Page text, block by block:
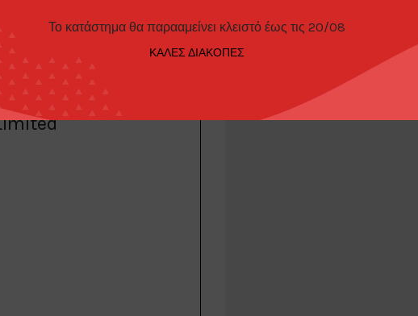
Το κατάστημα θα παρααμείνει κλειστό έως τις 20/08
ΚΑΛΕΣ ΔΙΑΚΟΠΕΣ
Evo22, carbon edition